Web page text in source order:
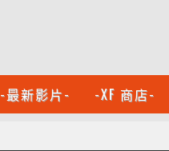
-最新影片- -XF 商店-